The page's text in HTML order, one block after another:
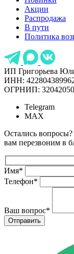
Акции
Распродажа
В пути
Политика
ИП Григорьева
ИНН:
ОГРНИП:
Telegram
MAX
Остались
вам перезвоним в
Имя*
Телефон*
Ваш вопрос*